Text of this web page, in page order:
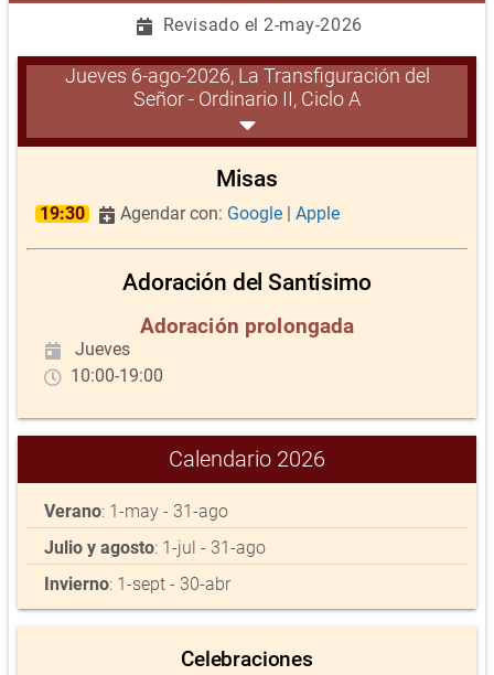
Revisado el 2-may-2026
Jueves 6-ago-2026, La Transfiguración del
Señor - Ordinario II, Ciclo A
Misas
19:30 Agendar con: Google | Apple
Adoración del Santísimo
Adoración prolongada
Jueves
10:00-19:00
Calendario 2026
Verano: 1-may - 31-ago
Julio y agosto: 1-jul - 31-ago
Invierno: 1-sept - 30-abr
Celebraciones